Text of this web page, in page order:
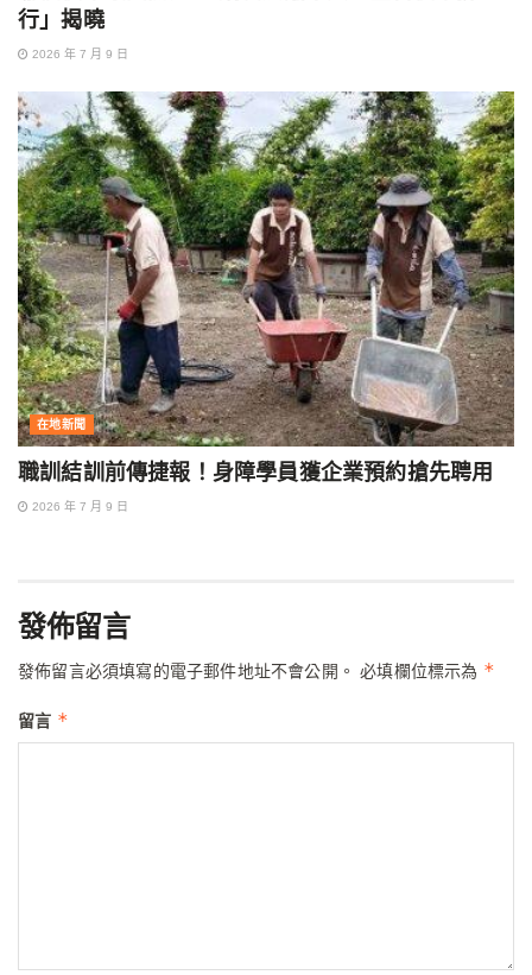
行」揭曉
2026 年 7 月 9 日
在地新聞
職訓結訓前傳捷報！身障學員獲企業預約搶先聘用
2026 年 7 月 9 日
發佈留言
發佈留言必須填寫的電子郵件地址不會公開。 必填欄位標示為 *
留言 *